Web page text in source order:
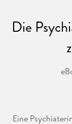
Die
Eine